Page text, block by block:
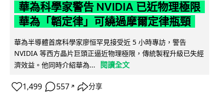
華為科學家警告 NVIDIA 已近物理極限
華為「韜定律」可繞過摩爾定律瓶頸
華為半導體首席科學家廖恒罕見接受近 5 小時專訪，警告
NVIDIA 等西方晶片巨頭正逼近物理極限，傳統製程升級已失經
濟效益。他同時介紹華為...
閱讀全文
1,499 557 ↗ 分享